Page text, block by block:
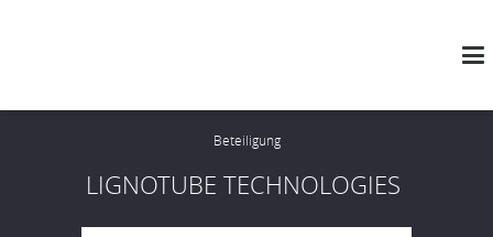
Beteiligung
LIGNOTUBE TECHNOLOGIES